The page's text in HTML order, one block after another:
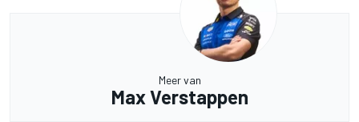
Meer van
Max Verstappen